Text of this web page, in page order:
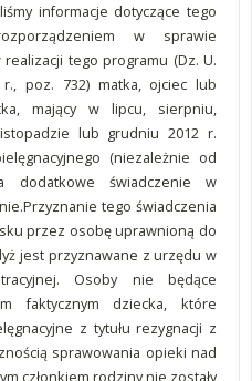
informacje dotyczące tego
w sprawie
tego programu (Dz. U.
poz. 732) matka, ojciec lub
mający w lipcu, sierpniu,
lub grudniu 2012 r.
(niezależnie od
dodatkowe świadczenie w
tego świadczenia
przez osobę uprawnioną do
jest przyznawane z urzędu w
Osoby nie będące
faktycznym dziecka, które
z tytułu rezygnacji z
sprawowania opieki nad
członkiem rodziny nie zostały